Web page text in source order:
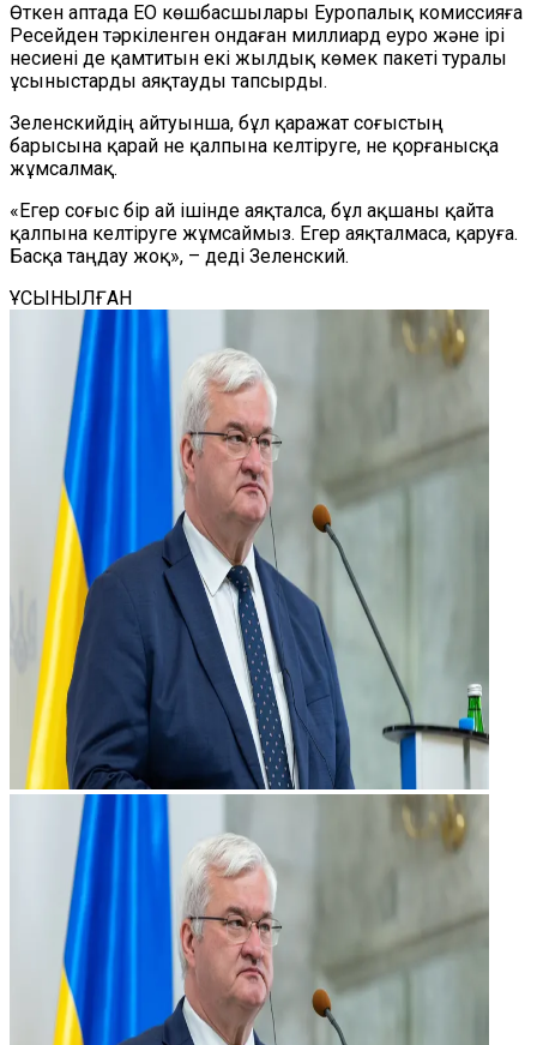
Өткен аптада ЕО көшбасшылары Еуропалық комиссияға
Ресейден тәркіленген ондаған миллиард еуро және ірі
несиені де қамтитын екі жылдық көмек пакеті туралы
ұсыныстарды аяқтауды тапсырды.
Зеленскийдің айтуынша, бұл қаражат соғыстың
барысына қарай не қалпына келтіруге, не қорғанысқа
жұмсалмақ.
«Егер соғыс бір ай ішінде аяқталса, бұл ақшаны қайта
қалпына келтіруге жұмсаймыз. Егер аяқталмаса, қаруға.
Басқа таңдау жоқ», – деді Зеленский.
ҰСЫНЫЛҒАН